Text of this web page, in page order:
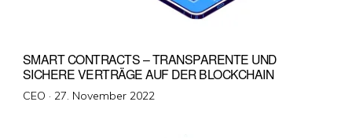
SMART CONTRACTS – TRANSPARENTE UND
SICHERE VERTRÄGE AUF DER BLOCKCHAIN
CEO · Veröffentlicht
27. November 2022